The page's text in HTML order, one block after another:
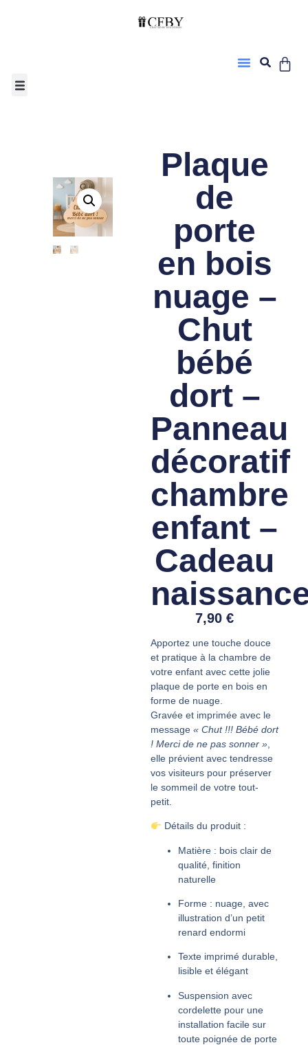
Plaque
de
porte
en bois
nuage –
Chut
bébé
dort –
Panneau
décoratif
chambre
enfant –
Cadeau
7,90€
Apportez une touche douce
et pratique à la chambre de
votre enfant avec cette jolie
plaque de porte en bois en
forme de nuage.
Gravée et imprimée avec le
message « Chut !!! Bébé dort
! Merci de ne pas sonner »,
elle prévient avec tendresse
vos visiteurs pour préserver
le sommeil de votre tout-
petit.
Détails du produit :
Matière : bois clair de
qualité, finition
naturelle
Forme : nuage, avec
illustration d’un petit
renard endormi
Texte imprimé durable,
lisible et élégant
Suspension avec
cordelette pour une
installation facile sur
toute poignée de porte